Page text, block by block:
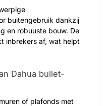
buitengebruik dankzij
en robuuste bouw. De
inbrekers af, wat helpt
Dahua bullet-
of plafonds met